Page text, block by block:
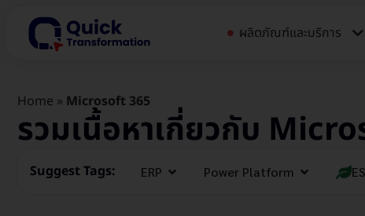
ผลิตภัณฑ์และบริการ
Home » Microsoft 365
รวมเนื้อหาเกี่ยวกับ
Suggest Tags: ERP Power Platform